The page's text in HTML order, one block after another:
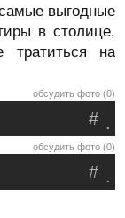
выгодные
в столице,
тратиться на
обсудить фото (0)
.
#
обсудить фото (0)
.
#